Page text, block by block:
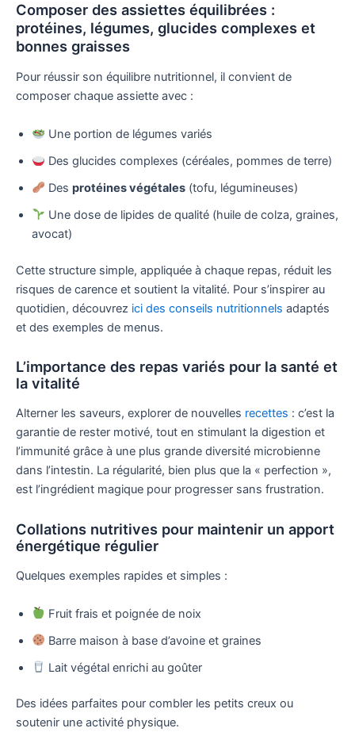
Composer des assiettes équilibrées :
protéines, légumes, glucides complexes et
bonnes graisses
Pour réussir son équilibre nutritionnel, il convient de
composer chaque assiette avec :
Une portion de légumes variés
Des glucides complexes (céréales, pommes de terre)
Des protéines végétales(tofu, légumineuses)
Une dose de lipides de qualité (huile de colza, graines,
avocat)
Cette structure simple, appliquée à chaque repas, réduit les
risques de carence et soutient la vitalité. Pour s’inspirer au
quotidien, découvrez ici des conseils nutritionnels adaptés
et des exemples de menus.
L’importance des repas variés pour la santé et
la vitalité
Alterner les saveurs, explorer de nouvelles recettes : c’est la
garantie de rester motivé, tout en stimulant la digestion et
l’immunité grâce à une plus grande diversité microbienne
dans l’intestin. La régularité, bien plus que la « perfection »,
est l’ingrédient magique pour progresser sans frustration.
Collations nutritives pour maintenir un apport
énergétique régulier
Quelques exemples rapides et simples :
Fruit frais et poignée de noix
Barre maison à base d’avoine et graines
Lait végétal enrichi au goûter
Des idées parfaites pour combler les petits creux ou
soutenir une activité physique.